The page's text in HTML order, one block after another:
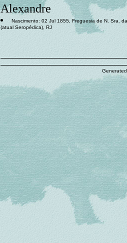
Alexandre
Nascimento: 02 Jul 1855, Freguesia de N. Sra.
(atual Seropédica), RJ